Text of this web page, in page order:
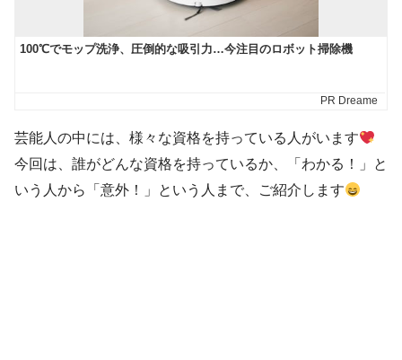
芸能人の中には、様々な資格を持っている人がいます
今回は、誰がどんな資格を持っているか、「わかる！」と
いう人から「意外！」という人まで、ご紹介します